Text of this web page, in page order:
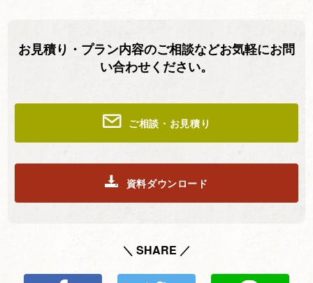
お見積り・プラン内容のご相談などお気軽にお問
い合わせください。
ご相談・お見積り
資料ダウンロード
＼ SHARE ／